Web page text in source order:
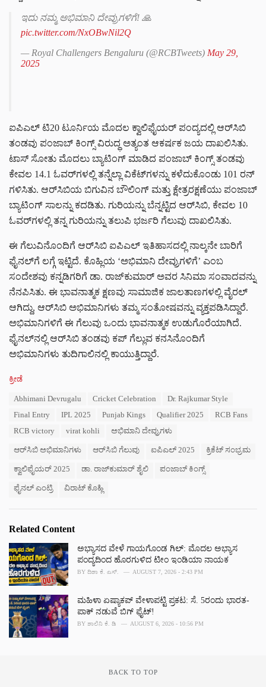
ಇದು ನಮ್ಮ ಅಭಿಮಾನಿ ದೇವ್ರುಗಳಿಗೆ! 🙏
pic.twitter.com/NxOBwNil2Q
— Royal Challengers Bengaluru (@RCBTweets) May 29,
2025
ಐಪಿಎಲ್‌ ಟಿ20 ಟೂರ್ನಿಯ ಮೊದಲ ಕ್ವಾಲಿಫೈಯರ್‌ ಪಂದ್ಯದಲ್ಲಿ ಆರ್‌ಸಿಬಿ
ತಂಡವು ಪಂಜಾಬ್‌ ಕಿಂಗ್ಸ್‌ ವಿರುದ್ಧ ಅತ್ಯಂತ ಆಕರ್ಷಕ ಜಯ ದಾಖಲಿಸಿತು.
ಟಾಸ್‌ ಸೋತು ಮೊದಲು ಬ್ಯಾಟಿಂಗ್‌ ಮಾಡಿದ ಪಂಜಾಬ್‌ ಕಿಂಗ್ಸ್‌ ತಂಡವು
ಕೇವಲ 14.1 ಓವರ್‌ಗಳಲ್ಲಿ ತನ್ನೆಲ್ಲಾ ವಿಕೆಟ್‌ಗಳನ್ನು ಕಳೆದುಕೊಂಡು 101 ರನ್‌
ಗಳಿಸಿತು. ಆರ್‌ಸಿಬಿಯ ಬಿಗುವಿನ ಬೌಲಿಂಗ್‌ ಮತ್ತು ಕ್ಷೇತ್ರರಕ್ಷಣೆಯು ಪಂಜಾಬ್‌
ಬ್ಯಾಟಿಂಗ್‌ ಸಾಲನ್ನು ಕದಡಿತು. ಗುರಿಯನ್ನು ಬೆನ್ನಟ್ಟಿದ ಆರ್‌ಸಿಬಿ, ಕೇವಲ 10
ಓವರ್‌ಗಳಲ್ಲಿ ತನ್ನ ಗುರಿಯನ್ನು ತಲುಪಿ ಭರ್ಜರಿ ಗೆಲುವು ದಾಖಲಿಸಿತು.
ಈ ಗೆಲುವಿನೊಂದಿಗೆ ಆರ್‌ಸಿಬಿ ಐಪಿಎಲ್‌ ಇತಿಹಾಸದಲ್ಲಿ ನಾಲ್ಕನೇ ಬಾರಿಗೆ
ಫೈನಲ್‌ಗೆ ಲಗ್ಗೆ ಇಟ್ಟಿದೆ. ಕೊಹ್ಲಿಯ ‘ಅಭಿಮಾನಿ ದೇವ್ರುಗಳಿಗೆ’ ಎಂಬ
ಸಂದೇಶವು ಕನ್ನಡಿಗರಿಗೆ ಡಾ. ರಾಜ್‌ಕುಮಾರ್‌ ಅವರ ಸಿನಿಮಾ ಸಂವಾದವನ್ನು
ನೆನಪಿಸಿತು. ಈ ಭಾವನಾತ್ಮಕ ಕ್ಷಣವು ಸಾಮಾಜಿಕ ಜಾಲತಾಣಗಳಲ್ಲಿ ವೈರಲ್‌
ಆಗಿದ್ದು, ಆರ್‌ಸಿಬಿ ಅಭಿಮಾನಿಗಳು ತಮ್ಮ ಸಂತೋಷವನ್ನು ವ್ಯಕ್ತಪಡಿಸಿದ್ದಾರೆ.
ಅಭಿಮಾನಿಗಳಿಗೆ ಈ ಗೆಲುವು ಒಂದು ಭಾವನಾತ್ಮಕ ಉಡುಗೊರೆಯಾಗಿದೆ.
ಫೈನಲ್‌ನಲ್ಲಿ ಆರ್‌ಸಿಬಿ ತಂಡವು ಕಪ್‌ ಗೆಲ್ಲುವ ಕನಸಿನೊಂದಿಗೆ
ಅಭಿಮಾನಿಗಳು ತುದಿಗಾಲಿನಲ್ಲಿ ಕಾಯುತ್ತಿದ್ದಾರೆ.
C
ಕ್ರೀಡೆ
Abhimani Devrugalu Cricket Celebration
Dr. Rajkumar Style
Final Entry
IPL 2025 Punjab Kings Qualifier 2025
RCB Fans
RCB victory
virat kohli ಅಭಿಮಾನಿ ದೇವ್ರುಗಳು
ಆರ್‌ಸಿಬಿ ಅಭಿಮಾನಿಗಳು ಆರ್‌ಸಿಬಿ ಗೆಲುವು ಐಪಿಎಲ್ 2025 ಕ್ರಿಕೆಟ್‌ ಸಂಭ್ರಮ
ಕ್ವಾಲಿಫೈಯರ್‌ 2025 ಡಾ. ರಾಜ್‌ಕುಮಾರ್‌ ಶೈಲಿ ಪಂಜಾಬ್ ಕಿಂಗ್ಸ್
ಫೈನಲ್‌ ಎಂಟ್ರಿ ವಿರಾಟ್ ಕೊಹ್ಲಿ
Related Content
ಅಭ್ಯಾಸದ ವೇಳೆ ಗಾಯಗೊಂಡ ಗಿಲ್: ಮೊದಲ ಅಭ್ಯಾಸ
ಪಂದ್ಯದಿಂದ ಹೊರಗುಳಿದ ಟೀಂ ಇಂಡಿಯಾ ನಾಯಕ
BY ದಿಶಾ ಕೆ. ಎಸ್. AUGUST 7, 2026 - 2:43 PM
ಮಹಿಳಾ ಏಷ್ಯಾಕಪ್ ವೇಳಾಪಟ್ಟಿ ಪ್ರಕಟ: ಸೆ. 5ರಂದು ಭಾರತ-
ಪಾಕ್‌ ನಡುವೆ ಬಿಗ್ ಫೈಟ್!
BY ಶಾಲಿನಿ ಕೆ. ಡಿ AUGUST 6, 2026 - 10:56 PM
BACK TO TOP